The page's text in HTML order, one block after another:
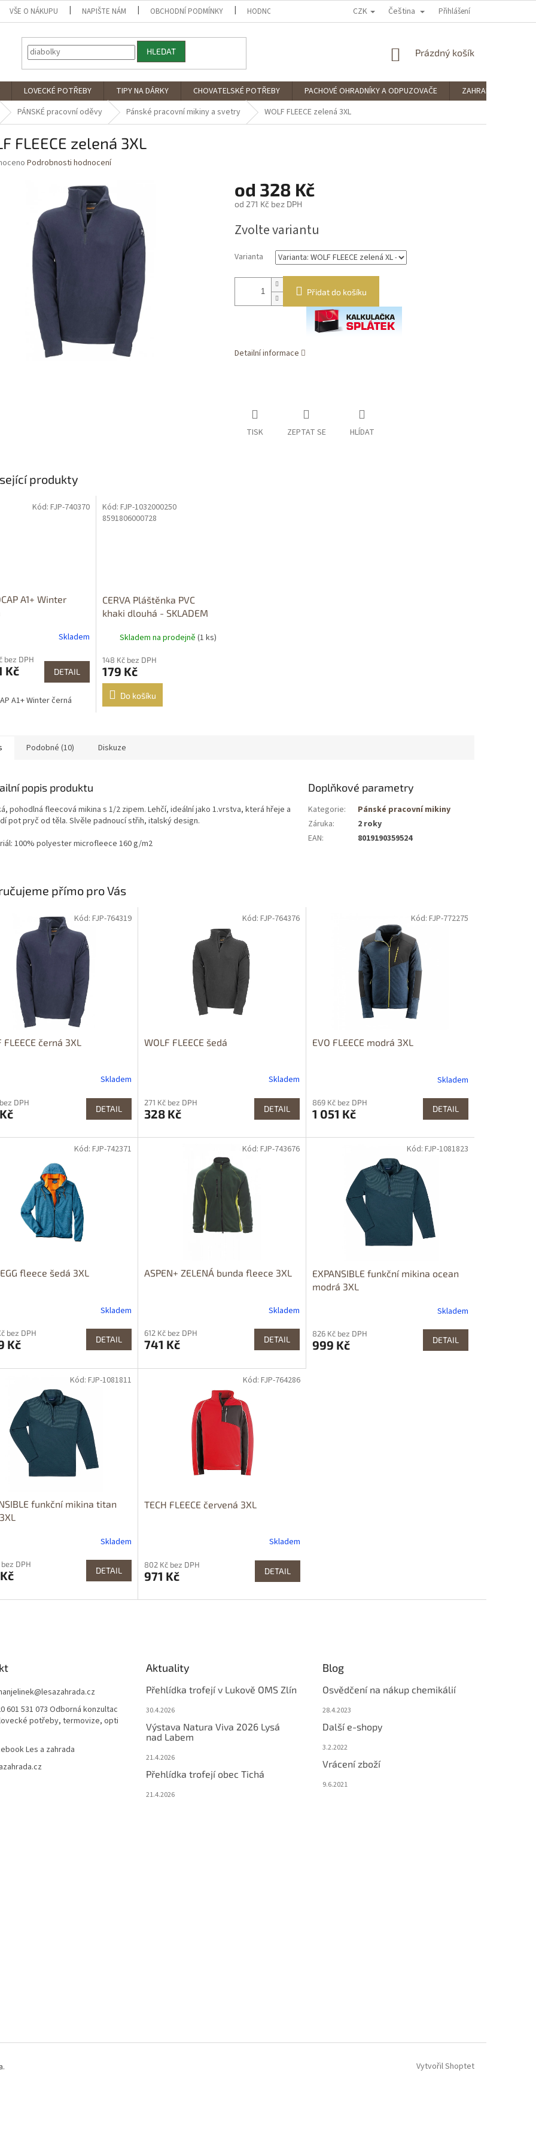
VŠE O NÁKUPU NAPIŠTE NÁM OBCHODNÍ PODMÍNKY HODNOCENÍ OBCHODU PODMÍNKY OCHRANY OSOBNÍCH ÚDAJŮ
CZK Čeština Přihlášení
HLEDAT
NÁKUPNÍ
Prázdný košík
LOVECKÉ POTŘEBY TIPY NA DÁRKY CHOVATELSKÉ POTŘEBY PACHOVÉ OHRADNÍKY A ODPUZOVAČE
ZAHRADNÍ POTŘEBY
PÁNSKÉ pracovní oděvy Pánské pracovní mikiny a svetry WOLF FLEECE zelená 3XL
FLEECE zelená 3XL
Podrobnosti hodnocení
od 328 Kč
od 271 Kčbez DPH
cena:
Zvolte variantu
Varianta
Přidat do košíku
Detailní informace
TISK ZEPTAT SE HLÍDAT
produkty
A1+ Winter
Skladem
bez DPH
Kč DETAIL
A1+ Winter černá
Kód: FJP-740370 Dostupné i na
prodejně
CERVA Pláštěnka PVC
khaki dlouhá - SKLADEM
Skladem na prodejně (1 ks)
148 Kč bez DPH
179 Kč
Do košíku
Kód: FJP-1032000250
8591806000728
Podobné (10) Diskuze
popis produktu
pohodlná fleecová mikina s 1/2 zipem. Lehčí, ideální jako 1.vrstva, která hřeje a
pot pryč od těla. Slvěle padnoucí střih, italský design.
100% polyester microfleece 160 g/m2
Doplňkové parametry
Kategorie:
Pánské pracovní mikiny
Záruka:
2 roky
EAN: 8019190359524
přímo pro Vás
FLEECE černá 3XL
Skladem
DPH
DETAIL
Kód: FJP-764319
WOLF FLEECE šedá
Skladem
271 Kč bez DPH
328 Kč DETAIL
Kód: FJP-764376
EVO FLEECE modrá 3XL
Skladem
869 Kč bez DPH
1 051 Kč DETAIL
Kód: FJP-772275
fleece šedá 3XL
Skladem
bez DPH
Kč DETAIL
Kód: FJP-742371
ASPEN+ ZELENÁ bunda fleece 3XL
Skladem
612 Kč bez DPH
741 Kč DETAIL
Kód: FJP-743676
EXPANSIBLE funkční mikina ocean
modrá 3XL
Skladem
826 Kč bez DPH
999 Kč DETAIL
Kód: FJP-1081823
funkční mikina titan
Skladem
DPH
DETAIL
Kód: FJP-1081811
TECH FLEECE červená 3XL
Skladem
802 Kč bez DPH
971 Kč DETAIL
Kód: FJP-764286
@lesazahrada.cz
601 531 073 Odborná konzultac
potřeby, termovize, opti
Les a zahrada
Aktuality
Přehlídka trofejí v Lukově OMS Zlín
30.4.2026
Výstava Natura Viva 2026 Lysá
nad Labem
21.4.2026
Přehlídka trofejí obec Tichá
21.4.2026
Blog
Osvědčení na nákup chemikálií
28.4.2023
Další e-shopy
3.2.2022
Vrácení zboží
9.6.2021
Vytvořil Shoptet